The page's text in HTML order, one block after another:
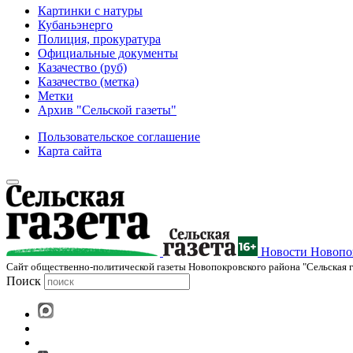
Картинки с натуры
Кубаньэнерго
Полиция, прокуратура
Официальные документы
Казачество (руб)
Казачество (метка)
Метки
Архив "Сельской газеты"
Пользовательское соглашение
Карта сайта
Новости
Cайт общественно-политической газеты Новопокровского района "Сельская
Поиск